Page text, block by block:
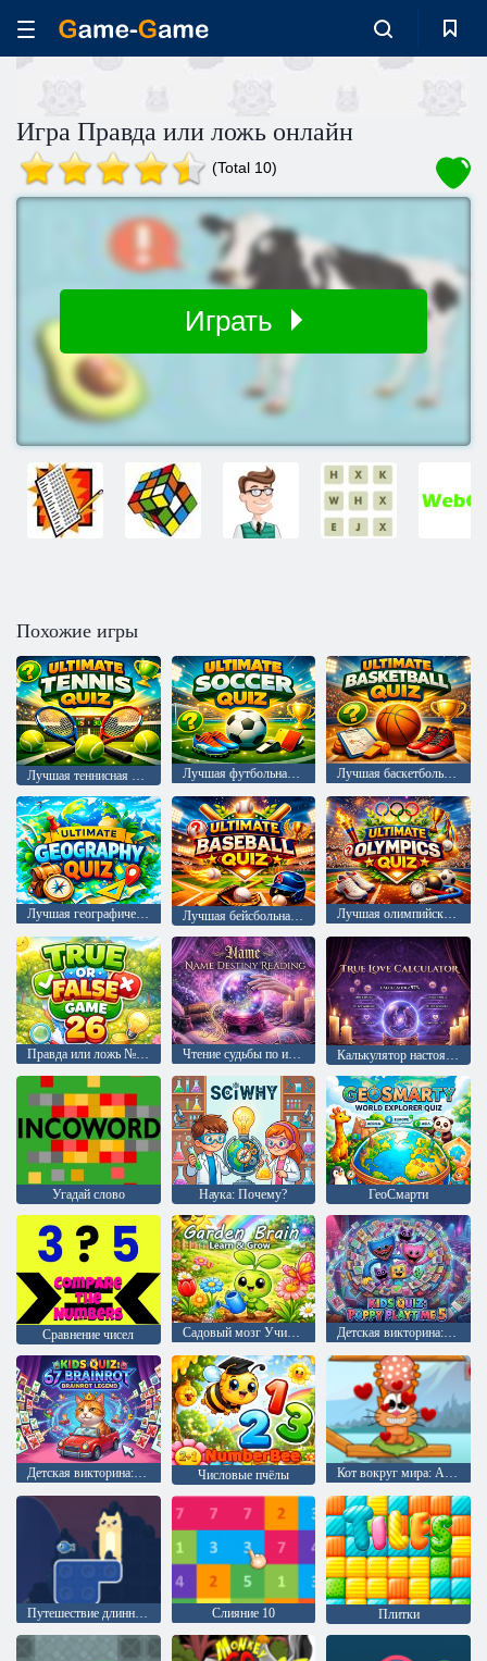
Игра Правда или ложь онлайн
(Total 10)
Играть
Похожие игры
Лучшая теннисная викторина Лучшая футбольная викторина Лучшая баскетбольная викторина
Лучшая географическая викторина Лучшая бейсбольная викторина Лучшая олимпийская викторина
Правда или ложь № 26 Чтение судьбы по имени Калькулятор настоящей любви
Угадай слово Наука: Почему? ГеоСмарти
Сравнение чисел Садовый мозг Учись и расти Детская викторина: Поппи Плейтайм 5
Детская викторина: Легенда Брейнрот 67 Числовые пчёлы Кот вокруг мира: Альпийские озера
Путешествие длинного кота Слияние 10 Плитки